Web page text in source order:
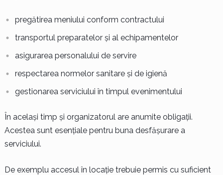
pregătirea meniului conform contractului
transportul preparatelor și al echipamentelor
asigurarea personalului de servire
respectarea normelor sanitare și de igienă
gestionarea serviciului în timpul evenimentului
În același timp și organizatorul are anumite obligații.
Acestea sunt esențiale pentru buna desfășurare a
serviciului.
De exemplu accesul în locație trebuie permis cu suficient